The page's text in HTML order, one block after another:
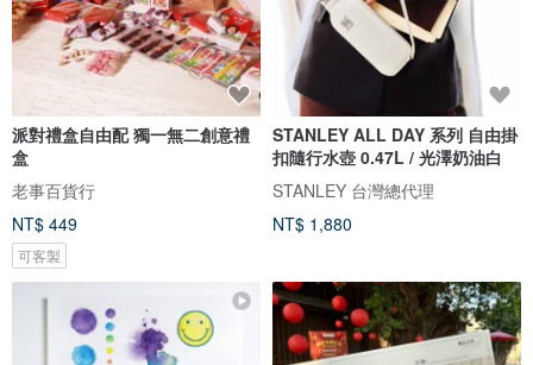
派對禮盒自由配 獨一無二創意禮
盒
老事百貨行
NT$ 449
可客製
STANLEY ALL DAY 系列 自由掛
扣隨行水壺 0.47L / 光澤奶油白
STANLEY 台灣總代理
NT$ 1,880